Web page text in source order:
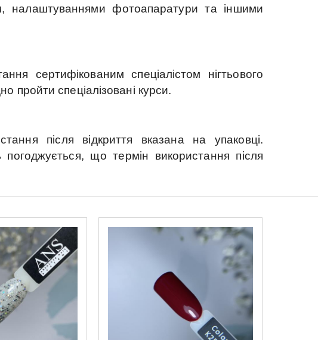
налаштуваннями фотоапаратури та іншими
сертифікованим спеціалістом нігтьового
пройти спеціалізовані курси.
після відкриття вказана на упаковці.
що термін використання після